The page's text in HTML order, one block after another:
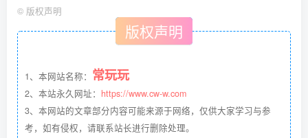
© 版权声明
版权声明
1、本网站名称： 常玩玩
2、本站永久网址： https://www.cw-w.com
3、本网站的文章部分内容可能来源于网络，仅供大家学习与参
考，如有侵权，请联系站长进行删除处理。